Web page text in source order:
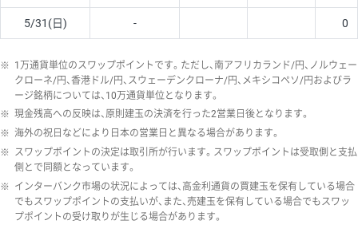
5/31(日) - 0
※ 1万通貨単位のスワップポイントです。ただし、南アフリカランド/円、ノルウェー
クローネ/円、香港ドル/円、スウェーデンクローナ/円、メキシコペソ/円およびラ
ージ銘柄については、10万通貨単位となります。
※ 現金残高への反映は、原則建玉の決済を行った2営業日後となります。
※ 海外の祝日などにより日本の営業日と異なる場合があります。
※ スワップポイントの決定は取引所が行います。スワップポイントは受取側と支払
側とで同額となっています。
※ インターバンク市場の状況によっては、高金利通貨の買建玉を保有している場合
でもスワップポイントの支払いが、また、売建玉を保有している場合でもスワッ
プポイントの受け取りが生じる場合があります。